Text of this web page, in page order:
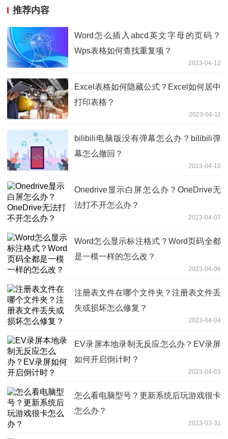
推荐内容
Word怎么插入abcd英文字母的页码？
Wps表格如何查找重复项？
2023-04-12
Excel表格如何隐藏公式？Excel如何居中
打印表格？
2023-04-11
bilibili电脑版没有弹幕怎么办？bilibili弹
幕怎么撤回？
2023-04-10
Onedrive显示白屏怎么办？OneDrive无
法打不开怎么办？
2023-04-07
Word怎么显示标注格式？Word页码全都
是一模一样的怎么改？
2023-04-06
注册表文件在哪个文件夹？注册表文件丢
失或损坏怎么修复？
2023-04-04
EV录屏本地录制无反应怎么办？EV录屏
如何开启倒计时？
2023-04-03
怎么看电脑型号？更新系统后玩游戏很卡
怎么办？
2023-03-31